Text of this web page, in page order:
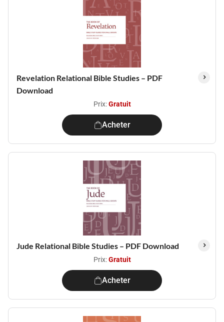
Revelation Relational Bible Studies – PDF
Download
Prix:Gratuit
Acheter
Jude Relational Bible Studies – PDF Download
Prix:Gratuit
Acheter